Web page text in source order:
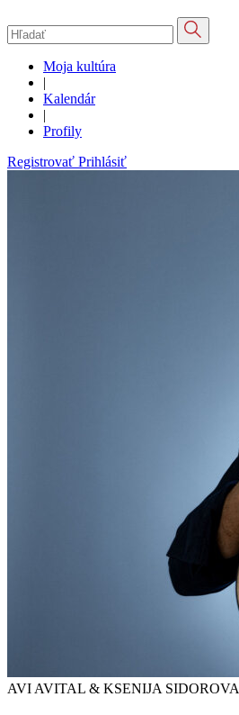
Moja kultúra
|
Kalendár
|
Profily
Registrovať Prihlásiť
AVI AVITAL & KSENIJA SIDOROVA